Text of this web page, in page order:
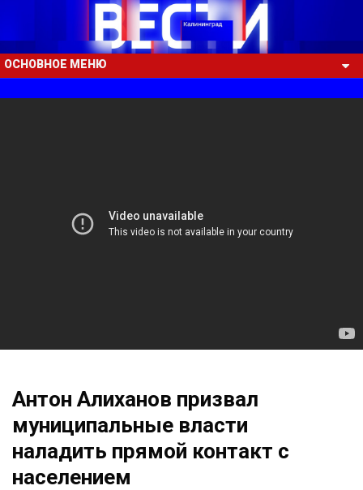
ОСНОВНОЕ МЕНЮ
Антон Алиханов призвал
муниципальные власти
наладить прямой контакт с
населением